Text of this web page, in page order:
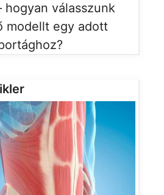
hogyan válasszunk
modellt egy adott